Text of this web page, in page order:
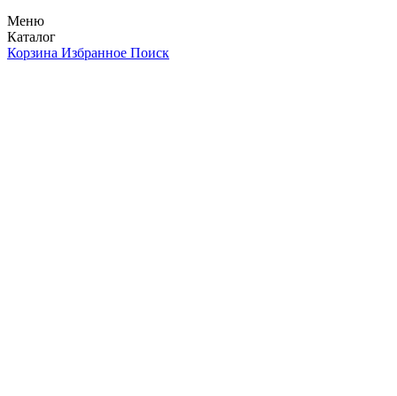
Меню
Каталог
Корзина Избранное Поиск